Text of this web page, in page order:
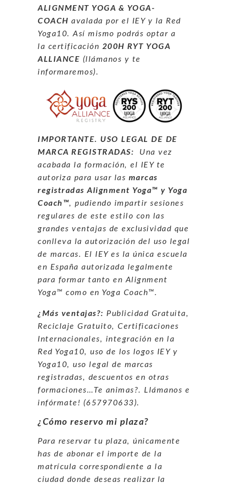
ALIGNMENT YOGA & YOGA-
COACH avalada por el IEY y la Red
Yoga10. Así mismo podrás optar a
la certificación 200H RYT YOGA
ALLIANCE (llámanos y te
informaremos).
IMPORTANTE. USO LEGAL DE DE
MARCA REGISTRADAS:
Una vez
acabada la formación, el IEY te
autoriza para usar las marcas
registradas Alignment Yoga™ y Yoga
Coach™, pudiendo impartir sesiones
regulares de este estilo con las
grandes ventajas de exclusividad que
conlleva la autorización del uso legal
de marcas. El IEY es la única escuela
en España autorizada legalmente
para formar tanto en Alignment
Yoga™ como en Yoga Coach™.
¿Más ventajas?: Publicidad Gratuita,
Reciclaje Gratuito, Certificaciones
Internacionales, integración en la
Red Yoga10, uso de los logos IEY y
Yoga10, uso legal de marcas
registradas, descuentos en otras
formaciones…Te animas?. Llámanos e
infórmate! (657970633).
¿Cómo reservo mi plaza?
Para reservar tu plaza, únicamente
has de abonar el importe de la
matrícula correspondiente a la
ciudad donde deseas realizar la